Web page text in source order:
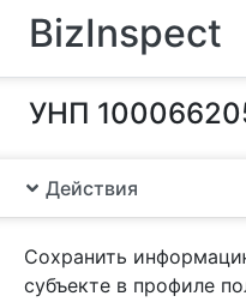
BizInspect
УНП
Действия
Сохранить
субъекте в профиле